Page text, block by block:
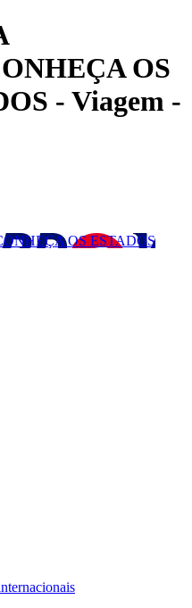
OS
- Viagem -
OS ESTADOS